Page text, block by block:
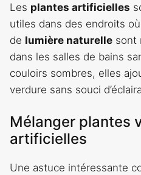
Les plantes artificielles
utiles dans des endroits
de lumière naturelle sont
dans les salles de bains
couloirs sombres, elles
verdure sans souci
Mélanger plantes
artificielles
Une astuce intéressante